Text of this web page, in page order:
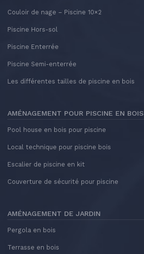
Couloir de nage – Piscine 10×2
Piscine Hors-sol
Piscine Enterrée
Piscine Semi-enterrée
Les différentes tailles de piscine en bois
AMÉNAGEMENT POUR PISCINE EN BOIS
Pool house en bois pour piscine
Local technique pour piscine bois
Escalier de piscine en kit
Couverture de sécurité pour piscine
AMÉNAGEMENT DE JARDIN
Pergola en bois
Terrasse en bois